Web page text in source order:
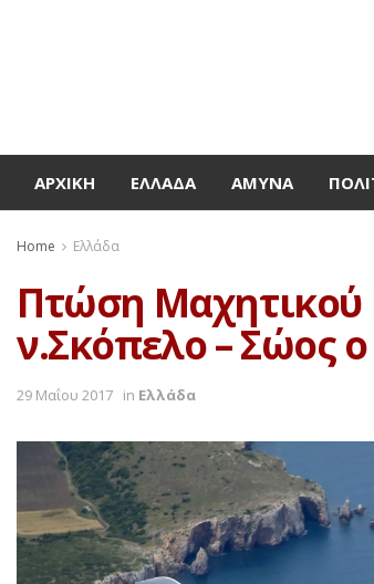
ΑΡΧΙΚΉ ΕΛΛΆΔΑ ΆΜΥΝΑ
Home Ελλάδα
Πτώση Μαχητικού
ν.Σκόπελο – Σώος
29 Μαΐου 2017 in Ελλάδα